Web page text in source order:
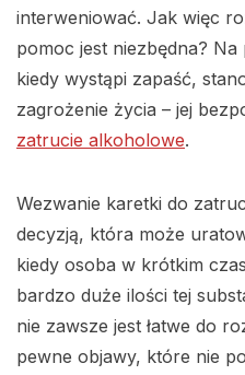
interweniować. Jak więc
pomoc jest niezbędna?
kiedy wystąpi zapaść,
zagrożenie życia – jej
zatrucie alkoholowe.
Wezwanie karetki do
decyzją, która może
kiedy osoba w krótkim
bardzo duże ilości tej
nie zawsze jest łatwe do
pewne objawy, które nie